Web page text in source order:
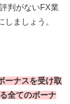
判がないFX業
ましょう。
ーナスを受け取
全てのボーナ